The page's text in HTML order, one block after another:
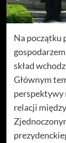
Na początku
skład
Głównym
relacji